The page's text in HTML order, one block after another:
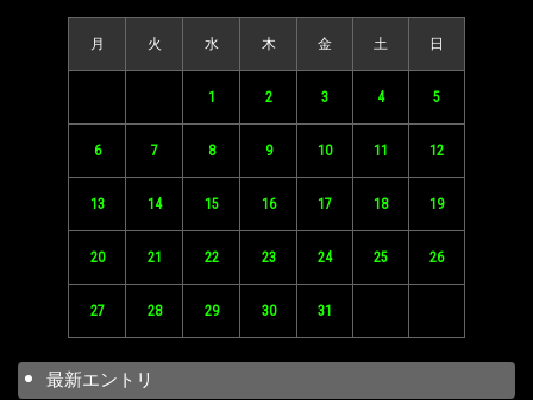
月 火 水 木 金 土 日
1 2 3 4 5
6 7 8 9 10 11 12
13 14 15 16 17 18 19
20 21 22 23 24 25 26
27 28 29 30 31
最新エントリ